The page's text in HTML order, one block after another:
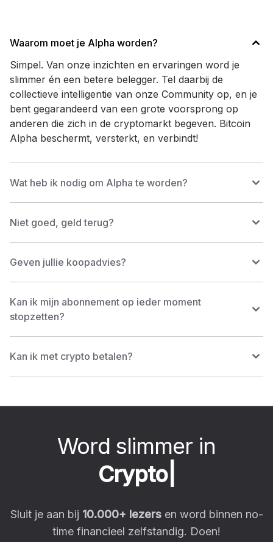
Waarom moet je Alpha worden?
Simpel. Van onze inzichten en ervaringen word je
slimmer én een betere belegger. Tel daarbij de
collectieve intelligentie van onze Community op, en je
bent gegarandeerd van een grote voorsprong op
anderen die zich in de cryptomarkt begeven. Bitcoin
Alpha beschermt, versterkt, en verbindt!
Wat heb ik nodig om Alpha te worden?
Niet goed, geld terug?
Geven jullie koopadvies?
Kan ik mijn abonnement op ieder moment
stopzetten?
Kan ik met crypto betalen?
Word slimmer in
Cry|
Sluit je aan bij 10.000+ lezersen word binnen no-
time financieel zelfstandig. Doen!